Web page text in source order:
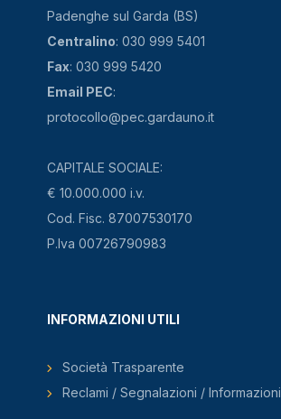
Padenghe sul Garda (BS)
Centralino: 030 999 5401
Fax: 030 999 5420
Email PEC:
protocollo@pec.gardauno.it
CAPITALE SOCIALE:
€ 10.000.000 i.v.
Cod. Fisc. 87007530170
P.Iva 00726790983
INFORMAZIONI UTILI
Società Trasparente
Reclami / Segnalazioni / Informazioni